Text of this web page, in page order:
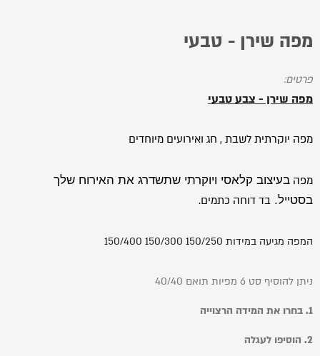
מפה שירן - טבעי
פרטים:
מפה שירן - צבע טבעי
מפה יוקרתית לשבת , חג ואירועים מיוחדים
מפה בעיצוב קלאסי ויוקרתי שתשדרג את האירוח שלך
בסטייל. בד דוחה כתמים.
המפה מגיעה במידות 150/250 150/300 150/400
ניתן להוסיף סט 6 מפיות תואם 40/40
1. בחרו את המידה הרצוייה
2. הוסיפו לעגלה